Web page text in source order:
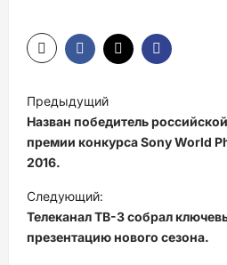
а
в
и
г
а
Предыдущий
Назван победитель
премии конкурса Sony World
2016.
Следующий:
Телеканал ТВ-3 собрал
презентацию нового сезона.